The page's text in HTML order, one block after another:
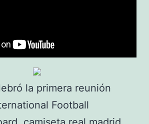
la primera reunión
Football